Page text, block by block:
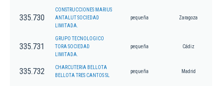
335.730
CONSTRUCCIONES MARIUS
ANTALUT SOCIEDAD
LIMITADA.
pequeña Zaragoza
335.731
GRUPO TECNOLOGICO
TORA SOCIEDAD
LIMITADA.
pequeña Cádiz
335.732
CHARCUTERIA BELLOTA
BELLOTA TRES CANTOS SL
pequeña Madrid